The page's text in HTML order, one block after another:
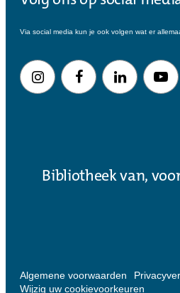
Via social media kun je ook volgen wat er
Bibliotheek van,
Algemene voorwaarden
Wijzig uw cookievoorkeuren